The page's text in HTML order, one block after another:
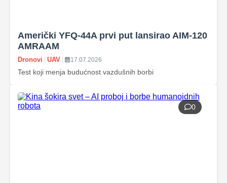
Američki YFQ‑44A prvi put lansirao AIM‑120
AMRAAM
Dronovi UAV 17.07.2026
Test koji menja budućnost vazdušnih borbi
0